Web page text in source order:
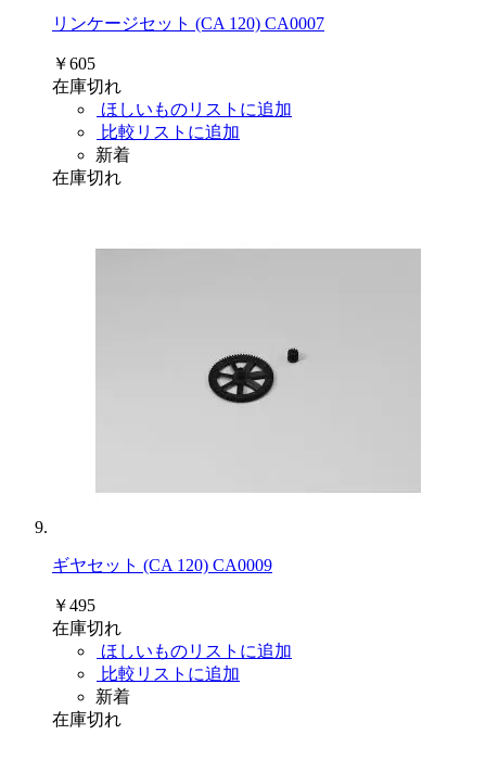
リンケージセット (CA 120) CA0007
￥605
在庫切れ
ほしいものリストに追加
比較リストに追加
新着
在庫切れ
ギヤセット (CA 120) CA0009
￥495
在庫切れ
ほしいものリストに追加
比較リストに追加
新着
在庫切れ